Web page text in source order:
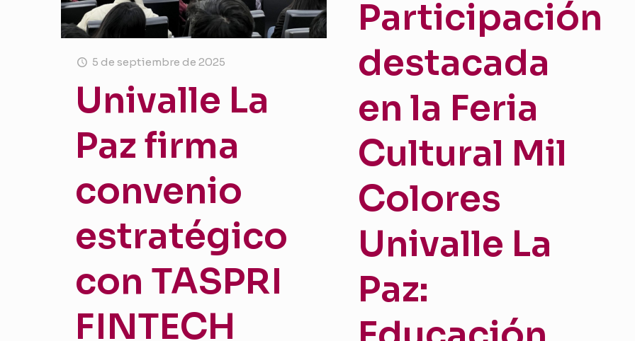
5 de septiembre de 2025
Univalle La
Paz firma
convenio
estratégico
con TASPRI
FINTECH
Participación
destacada
en la Feria
Cultural Mil
Colores
Univalle La
Paz: